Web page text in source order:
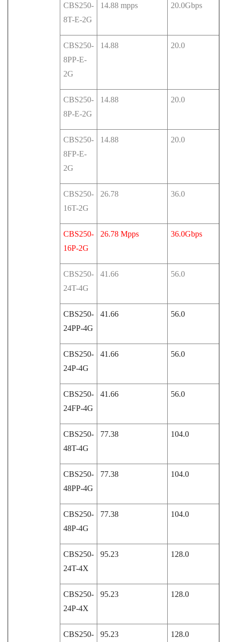
CBS250-
8T-E-2G
14.88 mpps 20.0Gbps
CBS250-
8PP-E-
2G
14.88 20.0
CBS250-
8P-E-2G
14.88 20.0
CBS250-
8FP-E-
2G
14.88 20.0
CBS250-
16T-2G
26.78 36.0
CBS250-
16P-2G
26.78 Mpps 36.0Gbps
CBS250-
24T-4G
41.66 56.0
CBS250-
24PP-4G
41.66 56.0
CBS250-
24P-4G
41.66 56.0
CBS250-
24FP-4G
41.66 56.0
CBS250-
48T-4G
77.38 104.0
CBS250-
48PP-4G
77.38 104.0
CBS250-
48P-4G
77.38 104.0
CBS250-
24T-4X
95.23 128.0
CBS250-
24P-4X
95.23 128.0
CBS250-
95.23 128.0